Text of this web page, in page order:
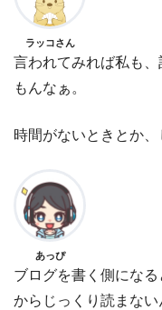
ラッコさん
言われてみれば私も
もんなぁ。
時間がないときとか
あっぴ
ブログを書く側にな
からじっくり読まない